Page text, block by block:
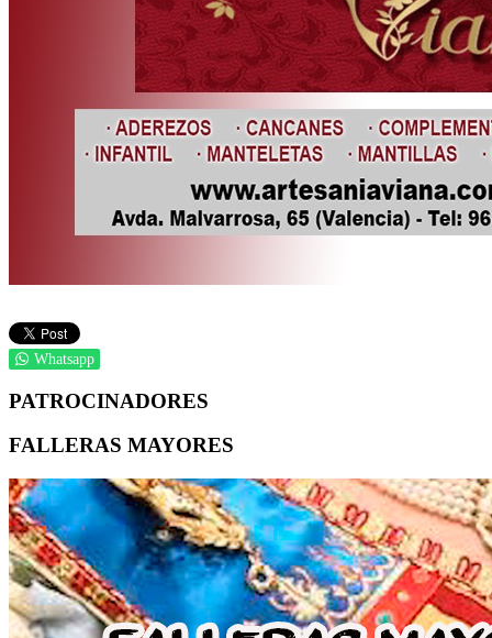
Whatsapp
PATROCINADORES
FALLERAS MAYORES